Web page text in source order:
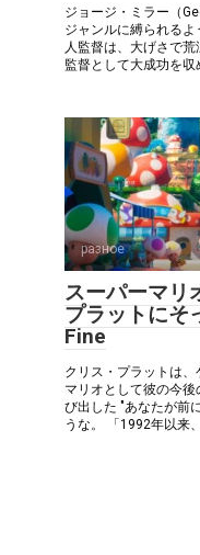
ジョージ・ミラー（
ジャンルに縛られる
人監督は、大げさで
監督として大成功を収
разное
スーパーマリ
プラットにそ
Fine
クリス・プラットは、
マリオとして彼の今
び出した "あなたが前
うな。 「1992年以来